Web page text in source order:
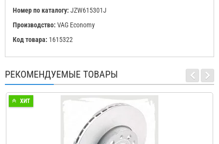
Номер по каталогу: JZW615301J
Производство: VAG Economy
Код товара: 1615322
РЕКОМЕНДУЕМЫЕ ТОВАРЫ
ХИТ